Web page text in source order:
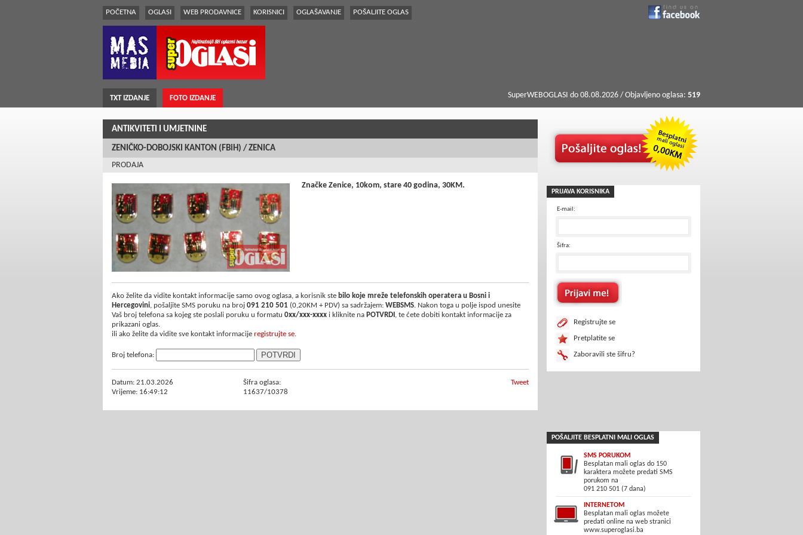
POČETNA OGLASI WEB PRODAVNICE KORISNICI OGLAŠAVANJE POŠALJITE OGLAS
TXT IZDANJE FOTO IZDANJE SuperWEBOGLASI do 08.08.2026 / Objavljeno oglasa: 519
ANTIKVITETI I UMJETNINE
ZENIČKO-DOBOJSKI KANTON (FBiH) / ZENICA
PRODAJA
Značke Zenice, 10kom, stare 40 godina, 30KM.
Ako želite da vidite kontakt informacije samo ovog oglasa, a korisnik ste bilo koje mreže telefonskih operatera u Bosni i
Hercegovini, pošaljite SMS poruku na broj 091 210 501 (0,20KM + PDV) sa sadržajem: WEBSMS. Nakon toga u polje ispod unesite
Vaš broj telefona sa kojeg ste poslali poruku u formatu 0xx/xxx-xxxx i kliknite na POTVRDI , te ćete dobiti kontakt informacije za
prikazani oglas.
ili ako želite da vidite sve kontakt informacije registrujte se.
Broj telefona:
Datum: 21.03.2026
Vrijeme: 16:49:12
Šifra oglasa:
11637/10378
Tweet
PRIJAVA KORISNIKA
E-mail:
Šifra:
Registrujte se
Pretplatite se
Zaboravili ste šifru?
POŠALJITE BESPLATNI MALI OGLAS
SMS PORUKOM
Besplatan mali oglas do 150
karaktera možete predati SMS
porukom na
091 210 501 (7 dana)
INTERNETOM
Besplatan mali oglas možete
predati online na web stranici
www.superoglasi.ba